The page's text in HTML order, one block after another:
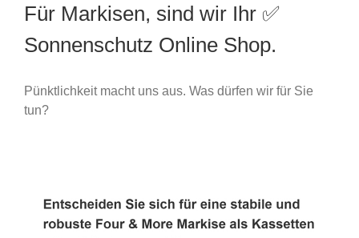
Für Markisen, sind wir Ihr ✅
Sonnenschutz Online Shop.
Pünktlichkeit macht uns aus. Was dürfen wir für Sie
tun?